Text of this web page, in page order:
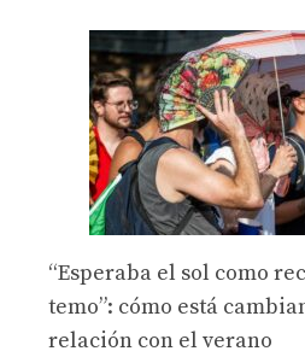
“Esperaba el sol como
temo”: cómo está
relación con el verano